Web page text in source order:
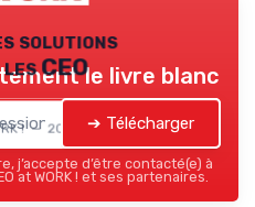
solutions
CEO
! — 2026
le livre blanc
➔ Télécharger
j’accepte d’être contacté(e) à
at WORK ! et ses partenaires.